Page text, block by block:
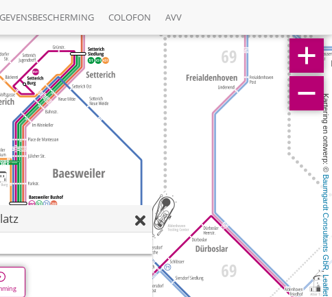
COLOFON AVV
Kartering en ontwerp: ©
Baumgardt Consultants GbR
,
Leaflet